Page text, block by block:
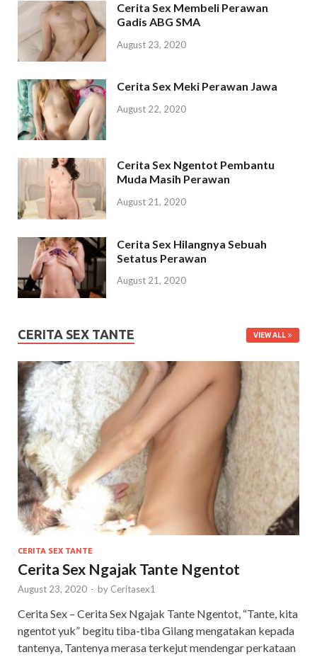
Cerita Sex Membeli Perawan
Gadis ABG SMA
August 23, 2020
Cerita Sex Meki Perawan Jawa
August 22, 2020
Cerita Sex Ngentot Pembantu
Muda Masih Perawan
August 21, 2020
Cerita Sex Hilangnya Sebuah
Setatus Perawan
August 21, 2020
CERITA SEX TANTE VIEW ALL
CERITA SEX TANTE
Cerita Sex Ngajak Tante Ngentot
August 23, 2020 - by Ceritasex1
Cerita Sex – Cerita Sex Ngajak Tante Ngentot, “Tante, kita
ngentot yuk” begitu tiba-tiba Gilang mengatakan kepada
tantenya, Tantenya merasa terkejut mendengar perkataan